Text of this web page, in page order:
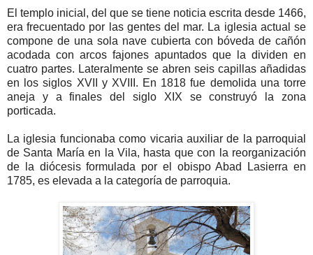
El templo inicial, del que se tiene noticia escrita desde 1466,
era frecuentado por las gentes del mar. La iglesia actual se
compone de una sola nave cubierta con bóveda de cañón
acodada con arcos fajones apuntados que la dividen en
cuatro partes. Lateralmente se abren seis capillas añadidas
en los siglos XVII y XVIII. En 1818 fue demolida una torre
aneja y a finales del siglo XIX se construyó la zona
porticada.
La iglesia funcionaba como vicaria auxiliar de la parroquial
de Santa María en la Vila, hasta que con la reorganización
de la diócesis formulada por el obispo Abad Lasierra en
1785, es elevada a la categoría de parroquia.